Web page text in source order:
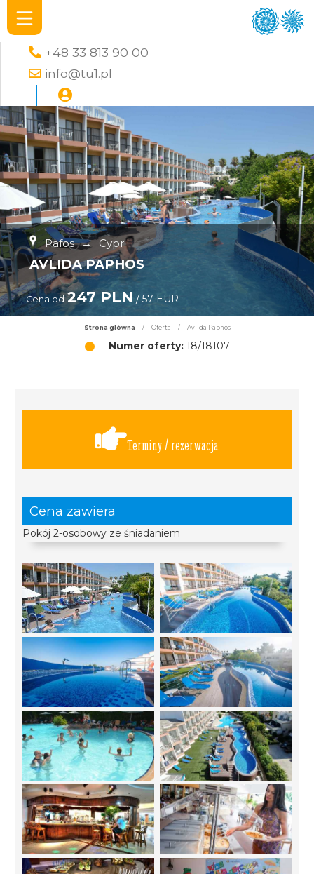
+48 33 813 90 00
info@tu1.pl
Pafos → Cypr
AVLIDA PAPHOS
Cena od 247 PLN / 57 EUR
Strona główna / Oferta / Avlida Paphos
Numer oferty:18/18107
Terminy / rezerwacja
Cena zawiera
Pokój 2-osobowy ze śniadaniem